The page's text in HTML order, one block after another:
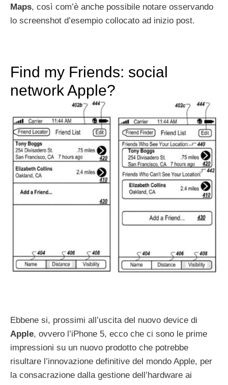
Maps, così com’è anche possibile notare osservando
lo screenshot d’esempio collocato ad inizio post.
Find my Friends: social
network Apple?
Ebbene si, prossimi all’uscita del nuovo device di
Apple, ovvero l’iPhone 5, ecco che ci sono le prime
impressioni su un nuovo prodotto che potrebbe
risultare l’innovazione definitive del mondo Apple, per
la consacrazione dalla gestione dell’hardware ai